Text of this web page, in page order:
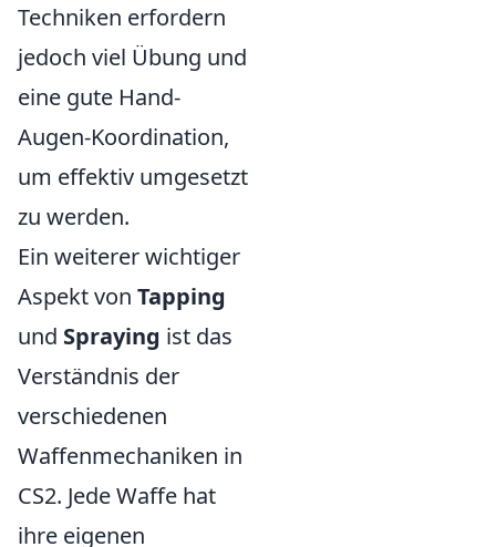
Techniken erfordern
jedoch viel Übung und
eine gute Hand-
Augen-Koordination,
um effektiv umgesetzt
zu werden.
Ein weiterer wichtiger
Aspekt von Tapping
und Spraying ist das
Verständnis der
verschiedenen
Waffenmechaniken in
CS2. Jede Waffe hat
ihre eigenen